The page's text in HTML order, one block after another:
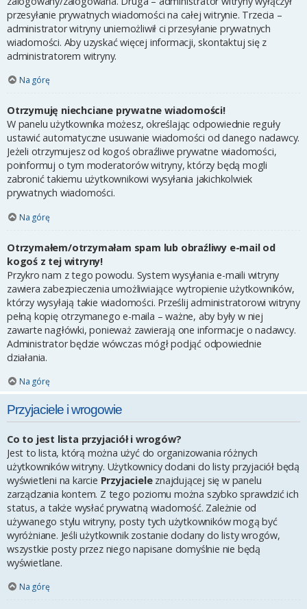
przesyłanie prywatnych wiadomości na całej witrynie. Trzecia –
administrator witryny uniemożliwił ci przesyłanie prywatnych
wiadomości. Aby uzyskać więcej informacji, skontaktuj się z
administratorem witryny.
Na górę
Otrzymuję niechciane prywatne wiadomości!
W panelu użytkownika możesz, określając odpowiednie reguły
ustawić automatyczne usuwanie wiadomości od danego nadawcy.
Jeżeli otrzymujesz od kogoś obraźliwe prywatne wiadomości,
poinformuj o tym moderatorów witryny, którzy będą mogli
zabronić takiemu użytkownikowi wysyłania jakichkolwiek
prywatnych wiadomości.
Na górę
Otrzymałem/otrzymałam spam lub obraźliwy e-mail od
kogoś z tej witryny!
Przykro nam z tego powodu. System wysyłania e-maili witryny
zawiera zabezpieczenia umożliwiające wytropienie użytkowników,
którzy wysyłają takie wiadomości. Prześlij administratorowi witryny
pełną kopię otrzymanego e-maila – ważne, aby były w niej
zawarte nagłówki, ponieważ zawierają one informacje o nadawcy.
Administrator będzie wówczas mógł podjąć odpowiednie
działania.
Na górę
Przyjaciele i wrogowie
Co to jest lista przyjaciół i wrogów?
Jest to lista, którą można użyć do organizowania różnych
użytkowników witryny. Użytkownicy dodani do listy przyjaciół będą
wyświetleni na karcie Przyjacieleznajdującej się w panelu
zarządzania kontem. Z tego poziomu można szybko sprawdzić ich
status, a także wysłać prywatną wiadomość. Zależnie od
używanego stylu witryny, posty tych użytkowników mogą być
wyróżniane. Jeśli użytkownik zostanie dodany do listy wrogów,
wszystkie posty przez niego napisane domyślnie nie będą
wyświetlane.
Na górę